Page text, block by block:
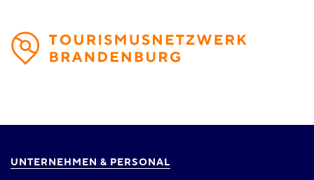
Direkt
zum
Inhalt
UNTERNEHMEN & PERSONAL